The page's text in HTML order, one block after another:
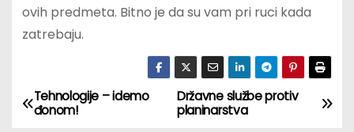
ovih predmeta. Bitno je da su vam pri ruci kada
zatrebaju.
К
Državne službe protiv
planinarstva
Tehnologije – idemo
đonom!